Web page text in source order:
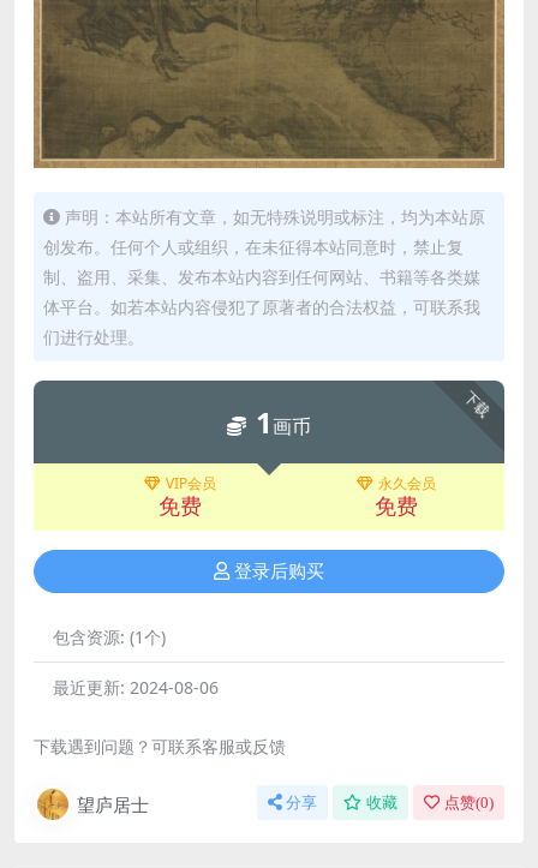
声明：本站所有文章，如无特殊说明或标注，均为本站原
创发布。任何个人或组织，在未征得本站同意时，禁止复
制、盗用、采集、发布本站内容到任何网站、书籍等各类媒
体平台。如若本站内容侵犯了原著者的合法权益，可联系我
们进行处理。
下载
1画币
VIP会员
免费
永久会员
免费
登录后购买
包含资源: (1个)
最近更新: 2024-08-06
下载遇到问题？可联系客服或反馈
望庐居士 分享 收藏 点赞(0)